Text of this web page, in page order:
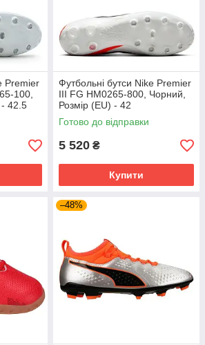
Premier
100,
- 42.5
Футбольні бутси Nike Premier
III FG HM0265-800, Чорний,
Розмір (EU) - 42
Готово до відправки
5 520 ₴
Купити
–48%